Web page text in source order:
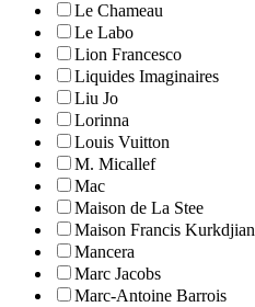
Le Chameau
Le Labo
Lion Francesco
Liquides Imaginaires
Liu Jo
Lorinna
Louis Vuitton
M. Micallef
Mac
Maison de La Stee
Maison Francis Kurkdjian
Mancera
Marc Jacobs
Marc-Antoine Barrois